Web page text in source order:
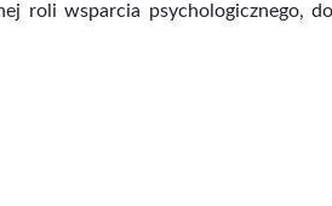
roli wsparcia psychologicznego,